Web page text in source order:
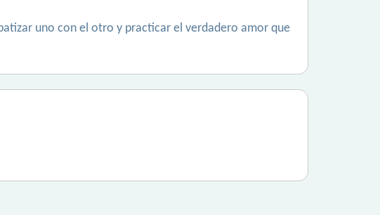
uno con el otro y practicar el verdadero amor que